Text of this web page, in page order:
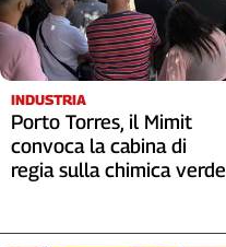
INDUSTRIA
Porto Torres, il Mimit
convoca la cabina di
regia sulla chimica verde